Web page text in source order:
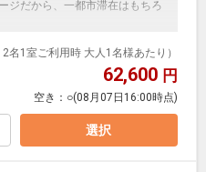
ジだから、一都市滞在はもちろ
イル50%貯まります。
時予約）が可能なプランもござ
2名1室ご利用時 大人1名様あたり）
62,600 円
空き： ○(08月07日16:00時点)
選択